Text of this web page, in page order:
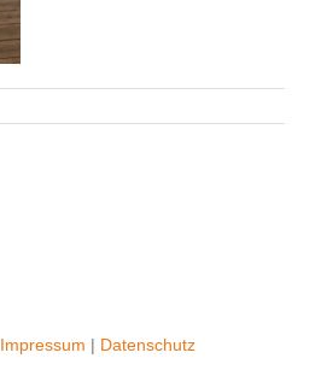
Impressum | Datenschutz